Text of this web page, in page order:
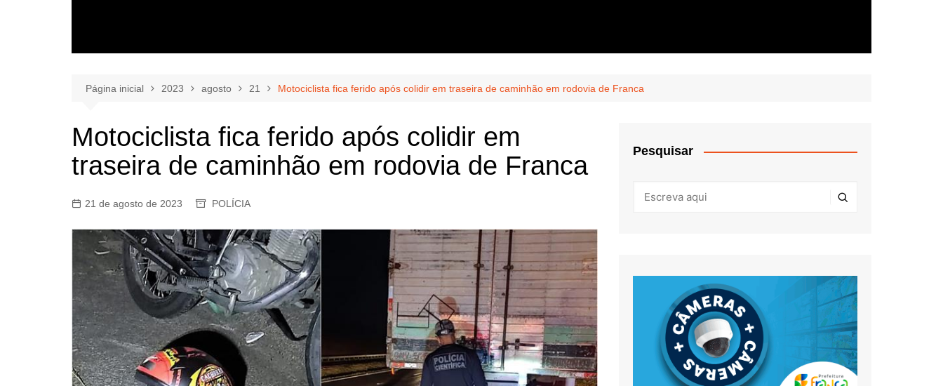
Página inicial 2023 agosto 21 Motociclista fica ferido após colidir em traseira de caminhão em rodovia de Franca
Motociclista fica ferido após colidir em
traseira de caminhão em rodovia de Franca
21 de agosto de 2023 POLÍCIA
Pesquisar